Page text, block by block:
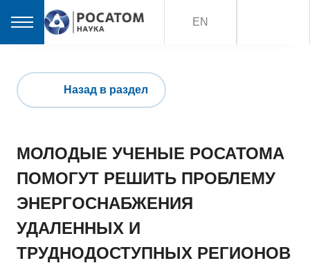
EN
Назад в раздел
МОЛОДЫЕ УЧЕНЫЕ РОСАТОМА
ПОМОГУТ РЕШИТЬ ПРОБЛЕМУ
ЭНЕРГОСНАБЖЕНИЯ
УДАЛЕННЫХ И
ТРУДНОДОСТУПНЫХ РЕГИОНОВ